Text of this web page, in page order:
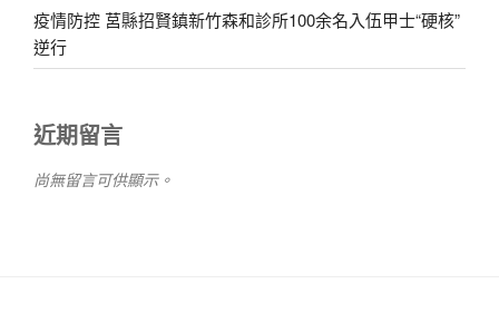
疫情防控 莒縣招賢鎮新竹森和診所100余名入伍甲士“硬核”
逆行
近期留言
尚無留言可供顯示。